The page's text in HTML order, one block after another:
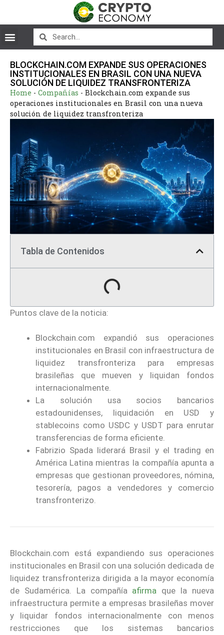
BLOCKCHAIN.COM EXPANDE SUS OPERACIONES
INSTITUCIONALES EN BRASIL CON UNA NUEVA
SOLUCIÓN DE LIQUIDEZ TRANSFRONTERIZA
Home - Compañías - Blockchain.com expande sus
operaciones institucionales en Brasil con una nueva
solución de liquidez transfronteriza
Tabla de Contenidos
Puntos clave de la noticia:
Blockchain.com expandió sus operaciones
institucionales en Brasil con infraestructura de
liquidez transfronteriza para empresas
brasileñas que mueven y liquidan fondos
internacionalmente.
La solución usa socios bancarios
estadounidenses, liquidación en USD y
stablecoins como USDC y USDT para enrutar
transferencias de forma eficiente.
Fabrizio Spada liderará Brasil y el trading en
América Latina mientras la compañía apunta a
empresas que gestionan proveedores, nómina,
tesorería, pagos a vendedores y comercio
transfronterizo.
Blockchain.com está expandiendo sus operaciones
institucionales en Brasil con una solución dedicada de
liquidez transfronteriza dirigida a la mayor economía
de Sudamérica. La compañía afirma que la nueva
infraestructura permite a empresas brasileñas mover
y liquidar fondos internacionalmente con menos
restricciones que los sistemas bancarios